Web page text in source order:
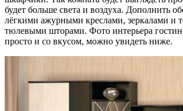
будет больше света и воздуха. Дополнить
лёгкими ажурными креслами, зеркалами и
тюлевыми шторами. Фото интерьера
просто и со вкусом, можно увидеть ниже.